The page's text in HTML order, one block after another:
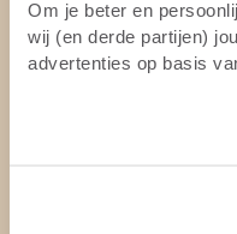
Om je beter en
wij (en derde partijen)
advertenties op basis